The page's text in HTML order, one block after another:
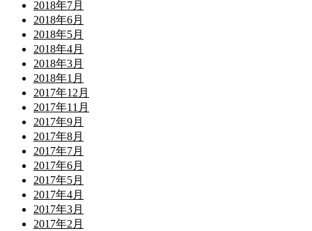
2018年7月
2018年6月
2018年5月
2018年4月
2018年3月
2018年1月
2017年12月
2017年11月
2017年9月
2017年8月
2017年7月
2017年6月
2017年5月
2017年4月
2017年3月
2017年2月